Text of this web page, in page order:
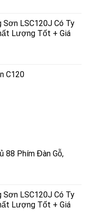
LSC120J Có Ty
Lượng Tốt + Giá
C120
88 Phím Đàn Gỗ,
LSC120J Có Ty
Lượng Tốt + Giá